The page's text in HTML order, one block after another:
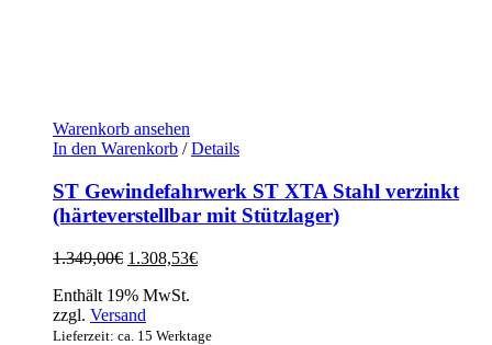
Warenkorb ansehen
In den Warenkorb / Details
ST Gewindefahrwerk ST XTA Stahl verzinkt
(härteverstellbar mit Stützlager)
1.349,00€ Ursprünglicher
war:
1.349,00€
1.308,53€Aktueller
Enthält 19% MwSt.
zzgl. Versand
Lieferzeit: ca. 15 Werktage